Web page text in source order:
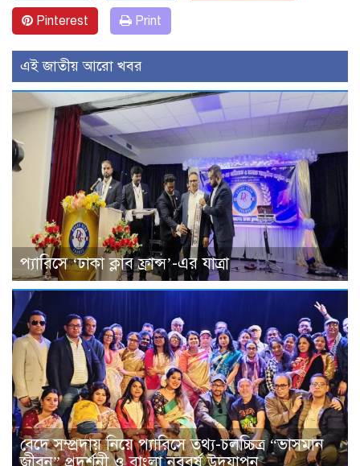
Pinterest Print
এই জাতীয় আরো খবর
প্যারিসে ‘ঢাকা ক্লাব ফ্রান্স’-এর যাত্রা
বেদে সম্প্রদায় নিয়ে প্যারিসে তথ্য-চলচ্চিত্র “ভাসমান